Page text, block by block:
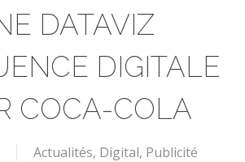
DATAVIZ
DIGITALE
COCA-COLA
Actualités, Digital, Publicité